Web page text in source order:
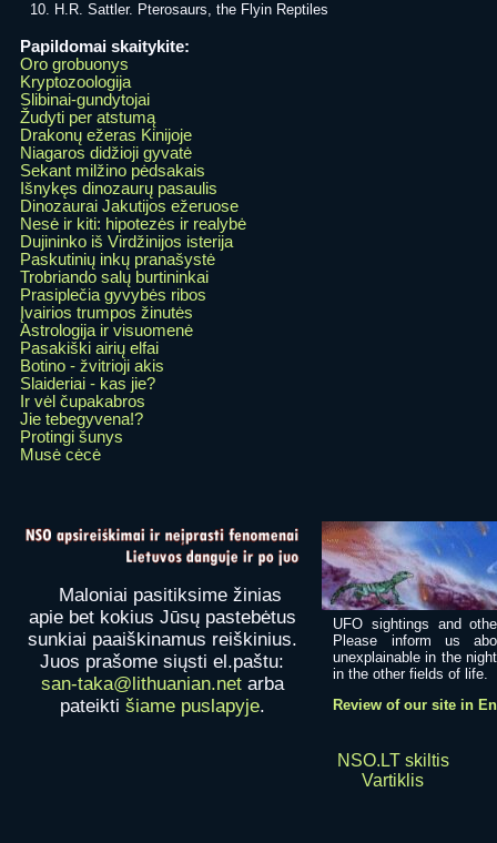
H.R. Sattler. Pterosaurs, the Flyin Reptiles
Papildomai skaitykite:
Oro grobuonys
Kryptozoologija
Slibinai-gundytojai
Žudyti per atstumą
Drakonų ežeras Kinijoje
Niagaros didžioji gyvatė
Sekant milžino pėdsakais
Išnykęs dinozaurų pasaulis
Dinozaurai Jakutijos ežeruose
Nesė ir kiti: hipotezės ir realybė
Dujininko iš Virdžinijos isterija
Paskutinių inkų pranašystė
Trobriando salų burtininkai
Prasiplečia gyvybės ribos
Įvairios trumpos žinutės
Astrologija ir visuomenė
Pasakiški airių elfai
Botino - žvitrioji akis
Slaideriai - kas jie?
Ir vėl čupakabros
Jie tebegyvena!?
Protingi šunys
Musė cėcė
Maloniai pasitiksime žinias
apie bet kokius Jūsų pastebėtus
sunkiai paaiškinamus reiškinius.
Juos prašome siųsti el.paštu:
san-taka@lithuanian.netarba
pateikti šiame puslapyje.
UFO sightings and
Please inform us
unexplainable in the
in the other fields of life.
Review of our site in
NSO.LT skiltis
Vartiklis